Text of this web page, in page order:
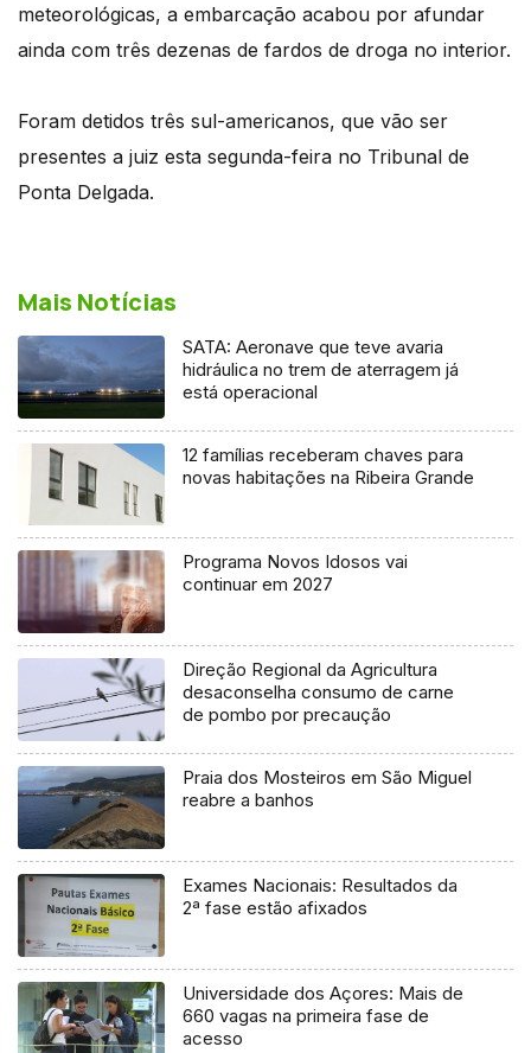
meteorológicas, a embarcação acabou por afundar
ainda com três dezenas de fardos de droga no interior.
Foram detidos três sul-americanos, que vão ser
presentes a juiz esta segunda-feira no Tribunal de
Ponta Delgada.
Mais Notícias
SATA: Aeronave que teve avaria
hidráulica no trem de aterragem já
está operacional
12 famílias receberam chaves para
novas habitações na Ribeira Grande
Programa Novos Idosos vai
continuar em 2027
Direção Regional da Agricultura
desaconselha consumo de carne
de pombo por precaução
Praia dos Mosteiros em São Miguel
reabre a banhos
Exames Nacionais: Resultados da
2ª fase estão afixados
Universidade dos Açores: Mais de
660 vagas na primeira fase de
acesso